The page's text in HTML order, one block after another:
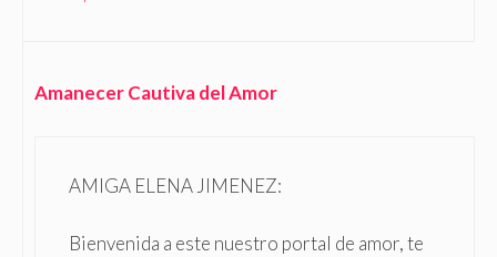
Amanecer Cautiva del Amor
AMIGA ELENA JIMENEZ:
Bienvenida a este nuestro portal de amor, te